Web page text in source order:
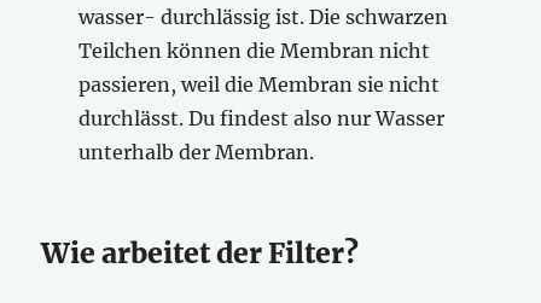
wasser- durchlässig ist. Die schwarzen
Teilchen können die Membran nicht
passieren, weil die Membran sie nicht
durchlässt. Du findest also nur Wasser
unterhalb der Membran.
Wie arbeitet der Filter?